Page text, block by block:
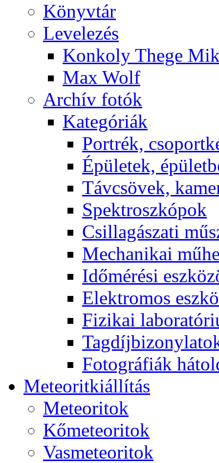
Könyv­tár
Le­ve­le­zés
Kon­koly The­ge
Max Wolf
Ar­chív fo­tók
Ka­te­gó­ri­ák
Port­rék,
Épü­le­tek,
Táv­csö­vek,
Spekt­rosz­kó­pok
Csil­la­gá­sza­ti
Me­cha­ni­kai
Idő­mé­ré­si
Elekt­ro­mos
Fi­zi­kai
Fo­tog­rá­fi­ák
Me­te­o­rit­ki­ál­lí­tás
Me­te­o­ri­tok
Kő­me­te­o­ri­tok
Vas­me­te­o­ri­tok